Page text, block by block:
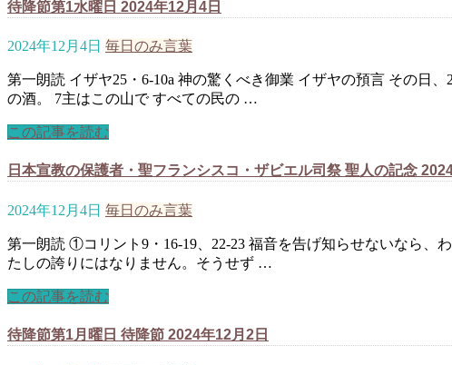
待降節第1水曜日 2024年12月4日
2024年12月4日 毎日のみ言葉
第一朗読 イザヤ25・6-10a 神の驚くべき御業 イザヤの預言 その日
の酒。 7主はこの山で すべての民の …
この記事を読む
日本宣教の保護者・聖フランシスコ・ザビエル司祭 聖人の記念
2024年12月4日 毎日のみ言葉
第一朗読 ①コリント9・16-19、22-23 福音を告げ知らせないなら、
たしの誇りにはなりません。そうせず …
この記事を読む
待降節第1月曜日 待降節 2024年12月2日